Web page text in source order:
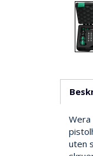
uten